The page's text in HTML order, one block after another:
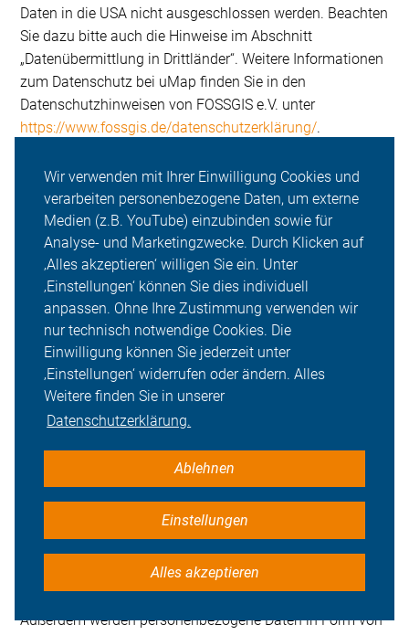
Wir verwenden mit Ihrer Einwilligung Cookies und
verarbeiten personenbezogene Daten, um externe
Medien (z.B. YouTube) einzubinden sowie für
Analyse- und Marketingzwecke. Durch Klicken auf
‚Alles akzeptieren‘ willigen Sie ein. Unter
‚Einstellungen‘ können Sie dies individuell
anpassen. Ohne Ihre Zustimmung verwenden wir
nur technisch notwendige Cookies. Die
Einwilligung können Sie jederzeit unter
‚Einstellungen‘ widerrufen oder ändern. Alles
Weitere finden Sie in unserer
Datenschutzerklärung.
Ablehnen
Einstellungen
Alles akzeptieren
Daten in die USA nicht ausgeschlossen werden. Beachten
Sie dazu bitte auch die Hinweise im Abschnitt
„Datenübermittlung in Drittländer“. Weitere Informationen
zum Datenschutz bei uMap finden Sie in den
Datenschutzhinweisen von FOSSGIS e.V. unter
https://www.fossgis.de/datenschutzerklärung/.
10. Google Analytics
Wir verwenden auf unserer Website den Dienst Google
Analytics des Anbieters Google Ireland Limited (Irland,
EU).
Bei Google Analytics handelt es sich um einen
Webanalysedienst, mit dessen Hilfe wir Daten über das
Verhalten der Nutzer:innen auf unserer Website erheben
uns, Interaktionsdaten von verschiedenen Geräten und
aus unterschiedlichen Sitzungen zu messen. Hierdurch
können wir einzelne Nutzeraktionen in Kontext setzen
und langfristige Beziehungen analysieren.
Google Analytics verwendet hierzu Cookies, die eine
Analyse der Nutzung unserer Website ermöglichen.
Außerdem werden personenbezogene Daten in Form von